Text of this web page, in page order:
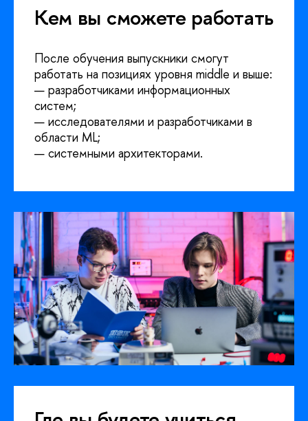
Кем вы сможете работать
После обучения выпускники смогут
работать на позициях уровня middle и выше:
— разработчиками информационных
систем;
— исследователями и разработчиками в
области ML;
— системными архитекторами.